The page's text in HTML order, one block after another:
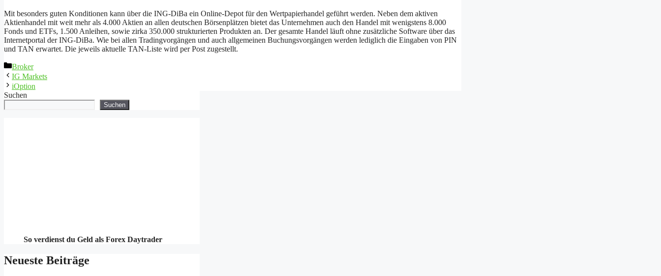
Mit besonders guten Konditionen kann über die ING-DiBa ein Online-Depot für den Wertpapierhandel geführt werden. Neben dem aktiven
Aktienhandel mit weit mehr als 4.000 Aktien an allen deutschen Börsenplätzen bietet das Unternehmen auch den Handel mit wenigstens 8.000
Fonds und ETFs, 1.500 Anleihen, sowie zirka 350.000 strukturierten Produkten an. Der gesamte Handel läuft ohne zusätzliche Software über das
Internetportal der ING-DiBa. Wie bei allen Tradingvorgängen und auch allgemeinen Buchungsvorgängen werden lediglich die Eingaben von PIN
und TAN erwartet. Die jeweils aktuelle TAN-Liste wird per Post zugestellt.
Kategorien
Broker
IG Markets
iOption
Suchen
Suchen
So verdienst du Geld als Forex Daytrader
Neueste Beiträge